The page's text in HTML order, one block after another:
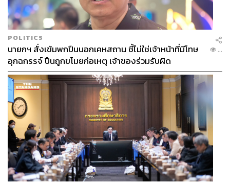
POLITICS
นายกฯ สั่งเข้มพกปืนนอกเคหสถาน ชี้ไม่ใช่เจ้าหน้าที่มีโทษ
อุกฉกรรจ์ ปืนถูกขโมยก่อเหตุ เจ้าของร่วมรับผิด
...